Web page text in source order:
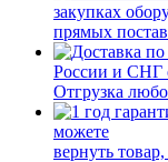
закупках
прямых
России и СНГ
Отгрузка
можете
вернуть